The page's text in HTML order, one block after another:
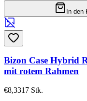
In den
Bizon Case Hybrid
mit rotem Rahmen
€8,3317 Stk.